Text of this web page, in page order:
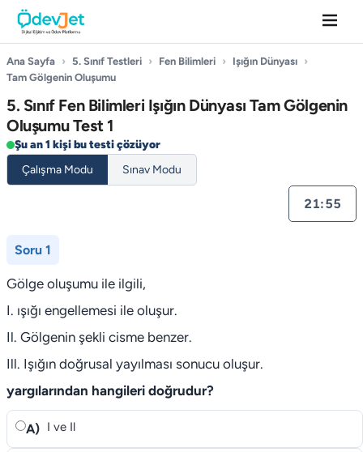
Ana Sayfa › 5. Sınıf Testleri › Fen Bilimleri › Işığın Dünyası ›
Tam Gölgenin Oluşumu
5. Sınıf Fen Bilimleri Işığın Dünyası Tam Gölgenin
Oluşumu Test 1
Şu an 1 kişi bu testi çözüyor
Çalışma Modu
Sınav Modu
21:54
Soru 1
Gölge oluşumu ile ilgili,
I. ışığı engellemesi ile oluşur.
Il. Gölgenin şekli cisme benzer.
Ill. Işığın doğrusal yayılması sonucu oluşur.
yargılarından hangileri doğrudur?
A) I ve Il